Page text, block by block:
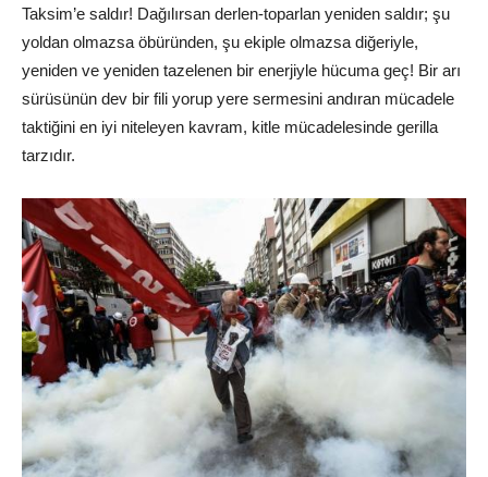
Taksim’e saldır! Dağılırsan derlen-toparlan yeniden saldır; şu
yoldan olmazsa öbüründen, şu ekiple olmazsa diğeriyle,
yeniden ve yeniden tazelenen bir enerjiyle hücuma geç! Bir arı
sürüsünün dev bir fili yorup yere sermesini andıran mücadele
taktiğini en iyi niteleyen kavram, kitle mücadelesinde gerilla
tarzıdır.